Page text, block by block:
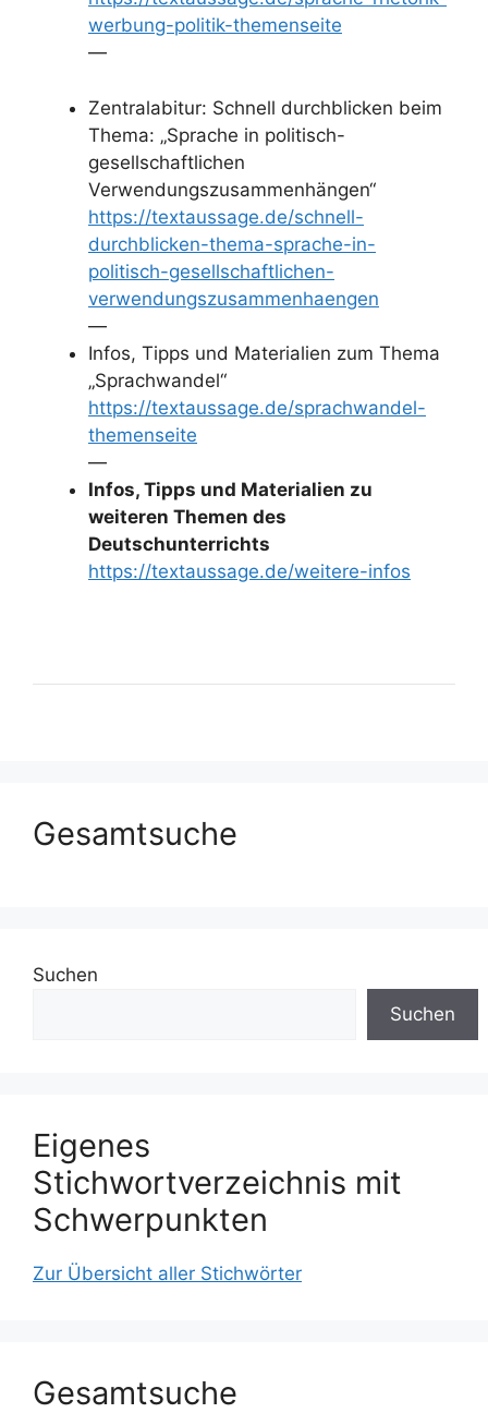
werbung-politik-themenseite
—
Zentralabitur: Schnell durchblicken beim
Thema: „Sprache in politisch-
gesellschaftlichen
Verwendungszusammenhängen“
https://textaussage.de/schnell-
durchblicken-thema-sprache-in-
politisch-gesellschaftlichen-
verwendungszusammenhaengen
—
Infos, Tipps und Materialien zum Thema
„Sprachwandel“
https://textaussage.de/sprachwandel-
themenseite
—
Infos, Tipps und Materialien zu
weiteren Themen des
Deutschunterrichts
https://textaussage.de/weitere-infos
Gesamtsuche
Suchen
Suchen
Eigenes
Stichwortverzeichnis mit
Schwerpunkten
Zur Übersicht aller Stichwörter
Gesamtsuche